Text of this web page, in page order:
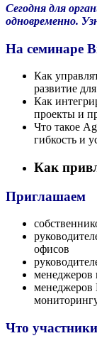
Сегодня для
одновременно.
На семинаре
Как
развитие
Как
проекты и
Что такое
гибкость и
Как
Приглашаем
офисов
менеджеров
менеджеров
Что